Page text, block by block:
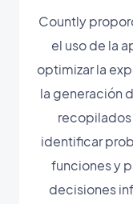
Countly
el uso de la
optimizar la
la generación
recopilados
identificar
funciones y
decisiones